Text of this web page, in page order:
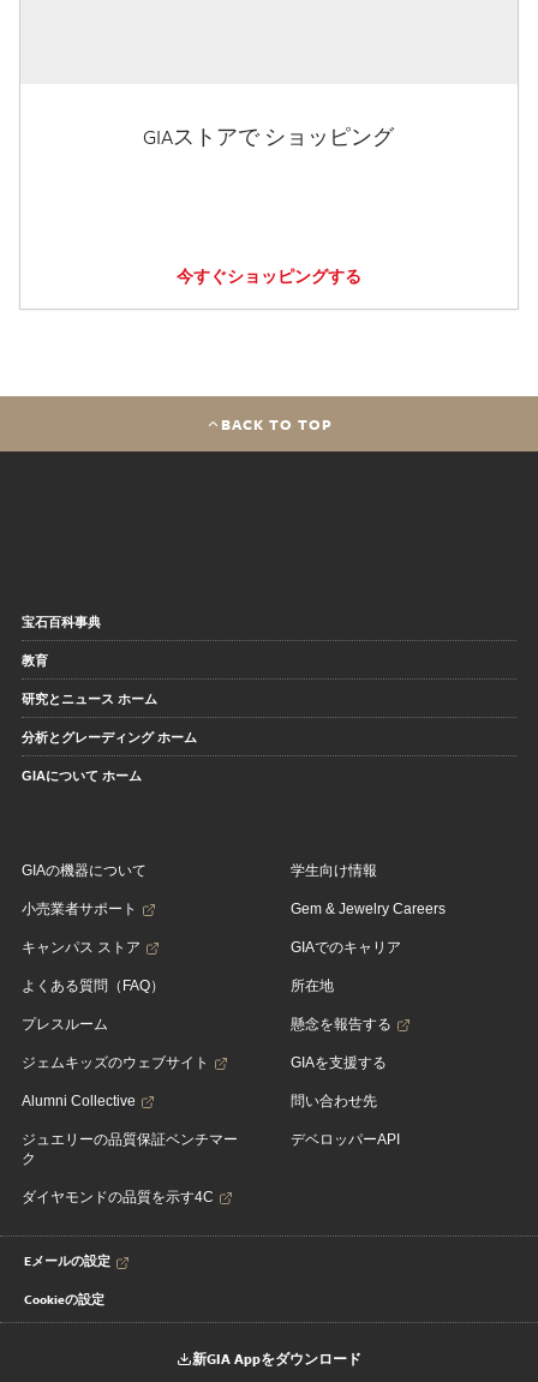
GIAストアで ショッピング
今すぐショッピングする
BACK TO TOP
宝石百科事典
教育
研究とニュース ホーム
分析とグレーディング ホーム
GIAについて ホーム
GIAの機器について
小売業者サポート
キャンパス ストア
よくある質問（FAQ）
プレスルーム
ジェムキッズのウェブサイト
Alumni Collective
ジュエリーの品質保証ベンチマー
ク
ダイヤモンドの品質を示す4C
学生向け情報
Gem & Jewelry Careers
GIAでのキャリア
所在地
懸念を報告する
GIAを支援する
問い合わせ先
デベロッパーAPI
Eメールの設定
Cookieの設定
新GIA Appをダウンロード